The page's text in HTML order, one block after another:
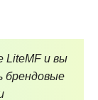
LiteMF и вы
брендовые